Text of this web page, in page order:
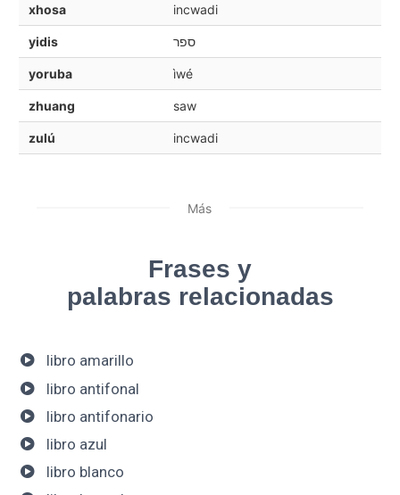
xhosa incwadi
yidis ספר
yoruba ìwé
zhuang saw
zulú incwadi
Más
Frases y
palabras relacionadas
libro amarillo
libro antifonal
libro antifonario
libro azul
libro blanco